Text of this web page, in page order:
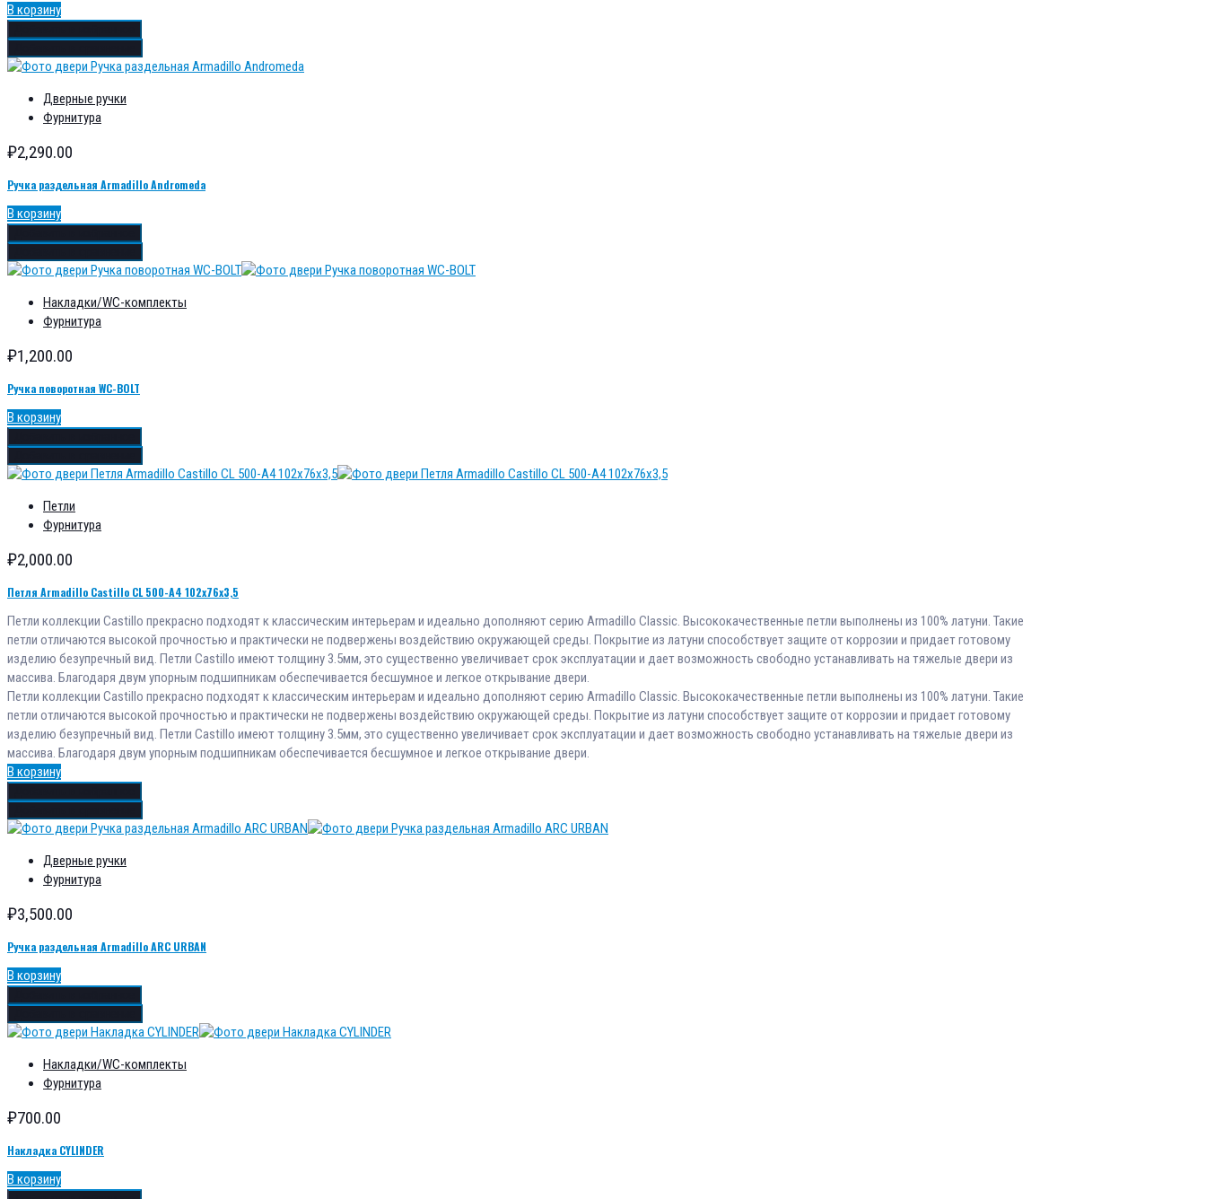
В корзину
Дверные ручки
Фурнитура
₽2,290.00
Ручка раздельная Armadillo Andromeda
В корзину
Накладки/WC-комплекты
Фурнитура
₽1,200.00
Ручка поворотная WC-BOLT
В корзину
Петли
Фурнитура
₽2,000.00
Петля Armadillo Castillo CL 500-A4 102x76x3,5
Петли коллекции Castillo прекрасно подходят к классическим интерьерам и идеально дополняют серию Armadillo Classic. Высококачественные петли выполнены из 100% латуни. Такие
петли отличаются высокой прочностью и практически не подвержены воздействию окружающей среды. Покрытие из латуни способствует защите от коррозии и придает готовому
изделию безупречный вид. Петли Castillo имеют толщину 3.5мм, это существенно увеличивает срок эксплуатации и дает возможность свободно устанавливать на тяжелые двери из
массива. Благодаря двум упорным подшипникам обеспечивается бесшумное и легкое открывание двери.
Петли коллекции Castillo прекрасно подходят к классическим интерьерам и идеально дополняют серию Armadillo Classic. Высококачественные петли выполнены из 100% латуни. Такие
петли отличаются высокой прочностью и практически не подвержены воздействию окружающей среды. Покрытие из латуни способствует защите от коррозии и придает готовому
изделию безупречный вид. Петли Castillo имеют толщину 3.5мм, это существенно увеличивает срок эксплуатации и дает возможность свободно устанавливать на тяжелые двери из
массива. Благодаря двум упорным подшипникам обеспечивается бесшумное и легкое открывание двери.
В корзину
Дверные ручки
Фурнитура
₽3,500.00
Ручка раздельная Armadillo ARC URBAN
В корзину
Накладки/WC-комплекты
Фурнитура
₽700.00
Накладка CYLINDER
В корзину